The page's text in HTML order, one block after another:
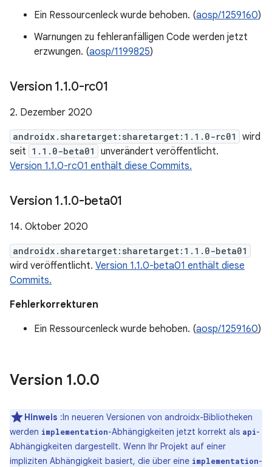
Ein Ressourcenleck wurde behoben. (aosp/1259160)
Warnungen zu fehleranfälligen Code werden jetzt
erzwungen. (aosp/1199825)
Version 1.1.0-rc01
2. Dezember 2020
androidx.sharetarget:sharetarget:1.1.0-rc01
wird
seit 1.1.0-beta01
unverändert veröffentlicht.
Version 1.1.0-rc01 enthält diese Commits.
Version 1.1.0-beta01
14. Oktober 2020
androidx.sharetarget:sharetarget:1.1.0-beta01
wird veröffentlicht. Version 1.1.0-beta01 enthält diese
Commits.
Fehlerkorrekturen
Ein Ressourcenleck wurde behoben. (aosp/1259160)
Version 1.0.0
Hinweis :In neueren Versionen von androidx-Bibliotheken
werden implementation-Abhängigkeiten jetzt korrekt als api-
Abhängigkeiten dargestellt. Wenn Ihr Projekt auf einer
impliziten Abhängigkeit basiert, die über eine implementation-